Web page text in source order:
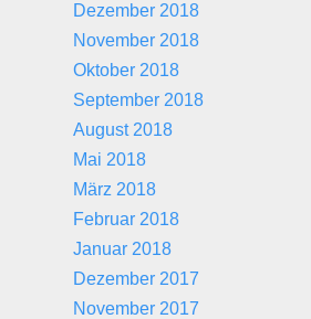
Dezember 2018
November 2018
Oktober 2018
September 2018
August 2018
Mai 2018
März 2018
Februar 2018
Januar 2018
Dezember 2017
November 2017